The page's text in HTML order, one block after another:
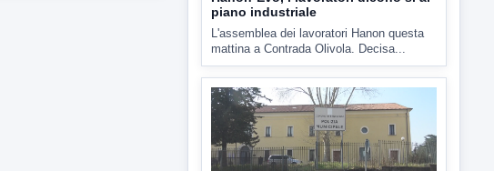
▶
5 AGOSTO 2026 ATTUALITÀ
Miasmi, si infiamma il dibattito
politico